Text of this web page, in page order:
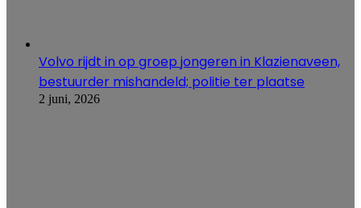
Volvo rijdt in op groep jongeren in Klazienaveen,
bestuurder mishandeld; politie ter plaatse
2 juni, 2026